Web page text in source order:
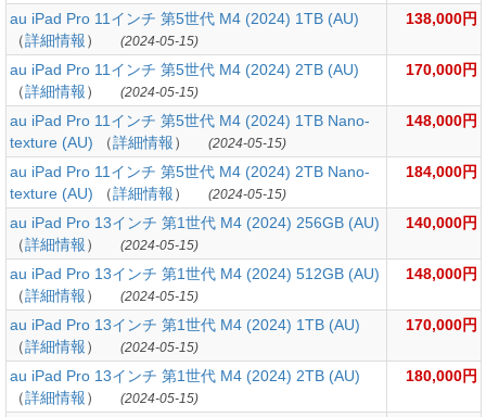
au iPad Pro 11インチ 第5世代 M4 (2024) 1TB (AU)
（詳細情報） (2024-05-15)
138,000円
au iPad Pro 11インチ 第5世代 M4 (2024) 2TB (AU)
（詳細情報） (2024-05-15)
170,000円
au iPad Pro 11インチ 第5世代 M4 (2024) 1TB Nano-
texture (AU)
（詳細情報） (2024-05-15)
148,000円
au iPad Pro 11インチ 第5世代 M4 (2024) 2TB Nano-
texture (AU)
（詳細情報） (2024-05-15)
184,000円
au iPad Pro 13インチ 第1世代 M4 (2024) 256GB (AU)
（詳細情報） (2024-05-15)
140,000円
au iPad Pro 13インチ 第1世代 M4 (2024) 512GB (AU)
（詳細情報） (2024-05-15)
148,000円
au iPad Pro 13インチ 第1世代 M4 (2024) 1TB (AU)
（詳細情報） (2024-05-15)
170,000円
au iPad Pro 13インチ 第1世代 M4 (2024) 2TB (AU)
（詳細情報） (2024-05-15)
180,000円